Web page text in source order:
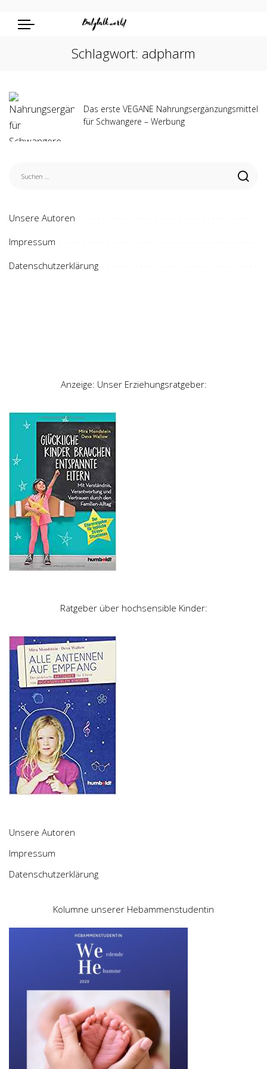
Schlagwort: adpharm
Das erste VEGANE Nahrungsergänzungsmittel
für Schwangere – Werbung
Unsere Autoren
Impressum
Datenschutzerklärung
Anzeige: Unser Erziehungsratgeber:
Ratgeber über hochsensible Kinder:
Unsere Autoren
Impressum
Datenschutzerklärung
Kolumne unserer Hebammenstudentin